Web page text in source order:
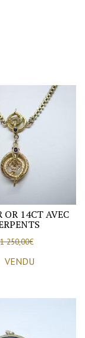
OR 14CT AVEC
1 250,00€
VENDU